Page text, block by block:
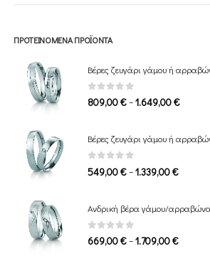
ΠΡΟΤΕΙΝΌΜΕΝΑ ΠΡΟΪΌΝΤΑ
Βέρες ζευγάρι γάμου ή
0 out of 5
809,00€–1.649,00€Price
through
Βέρες ζευγάρι γάμου ή
0 out of 5
549,00€–1.339,00€Price
through
Ανδρική βέρα γάμου/
0 out of 5
669,00€–1.709,00€Price